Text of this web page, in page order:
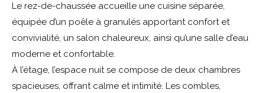
Le rez-de-chaussée accueille une cuisine séparée,
équipée d’un poêle à granulés apportant confort et
convivialité, un salon chaleureux, ainsi qu’une salle d’eau
moderne et confortable.
À l’étage, l’espace nuit se compose de deux chambres
spacieuses, offrant calme et intimité. Les combles,